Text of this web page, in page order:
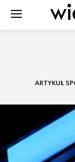
ARTYKUŁ